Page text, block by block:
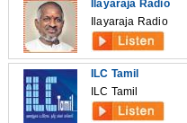
Ilayaraja Radio
Ilayaraja Radio
ILC Tamil
ILC Tamil